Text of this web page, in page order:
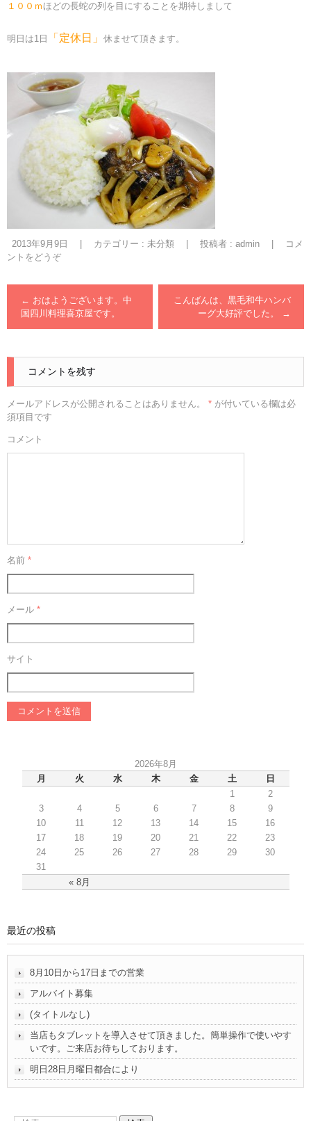
１００ｍほどの長蛇の列を目にすることを期待しまして
明日は1日 「定休日」 休ませて頂きます。
2013年9月9日 カテゴリー : 未分類 投稿者 : admin
コメ
ントをどうぞ
← おはようございます。中
国四川料理喜京屋です。
こんばんは、黒毛和牛ハンバ
ーグ大好評でした。
→
コメントを残す
メールアドレスが公開されることはありません。 * が付いている欄は必
須項目です
コメント
名前 *
メール *
サイト
2026年8月
月
火 水 木 金 土 日
« 8月
1
2
3
4 5 6 7 8
9
10
11 12 13 14 15
16
17
18 19 20 21 22
23
24
25 26 27 28 29
30
31
最近の投稿
8月10日から17日までの営業
アルバイト募集
(タイトルなし)
当店もタブレットを導入させて頂きました。簡単操作で使いやす
いです。ご来店お待ちしております。
明日28日月曜日都合により